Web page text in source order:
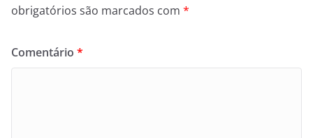
obrigatórios são marcados com *
Comentário *